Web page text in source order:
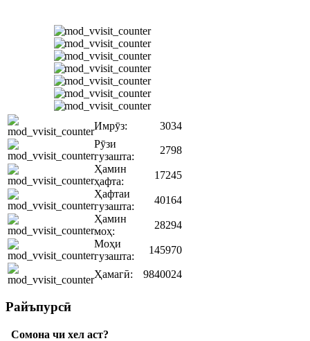
Имрӯз:
3034
Рӯзи
гузашта:
2798
Ҳамин
ҳафта:
17245
Ҳафтаи
гузашта:
40164
Ҳамин
моҳ:
28294
Моҳи
гузашта:
145970
Ҳамагӣ: 9840024
Райъпурсӣ
Сомона чи хел аст?